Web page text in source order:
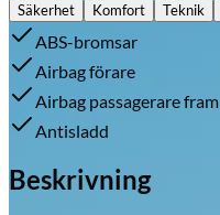
Säkerhet Komfort Teknik
ABS-bromsar
Airbag förare
Airbag passagerare fram
Antisladd
Beskrivning